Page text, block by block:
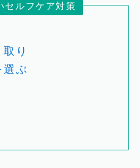
セルフケア対策
り
選ぶ